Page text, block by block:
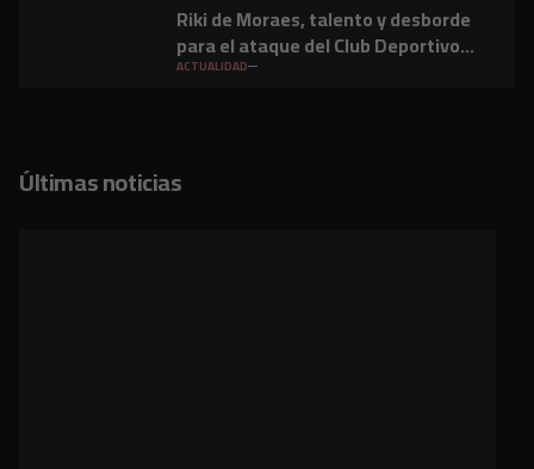
Riki de Moraes, talento y desborde
para el ataque del Club Deportivo
Mirandés
ACTUALIDAD
Últimas noticias